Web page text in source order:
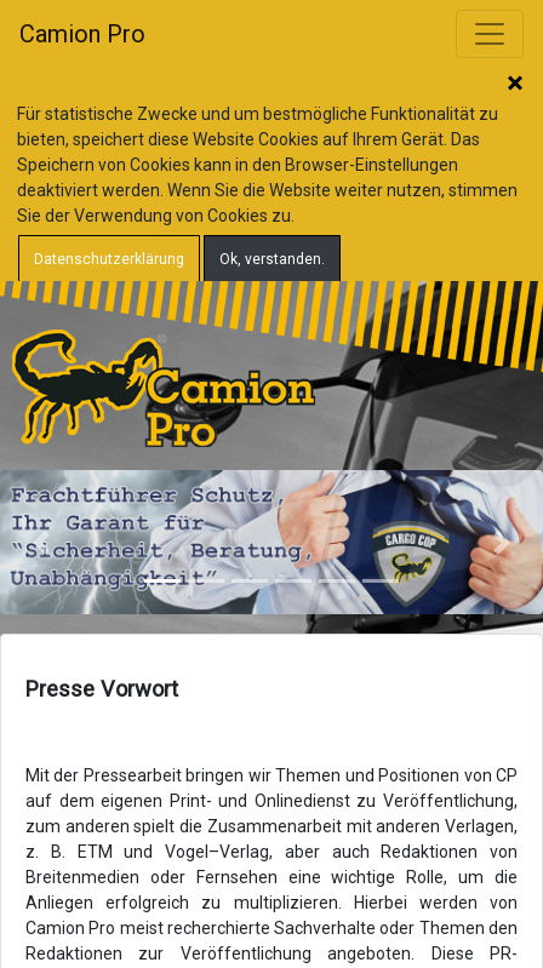
Für statistische Zwecke und um bestmögliche Funktionalität zu
bieten, speichert diese Website Cookies auf Ihrem Gerät. Das
Speichern von Cookies kann in den Browser-Einstellungen
deaktiviert werden. Wenn Sie die Website weiter nutzen, stimmen
Sie der Verwendung von Cookies zu.
Datenschutzerklärung Ok, verstanden.
Camion Pro
Zurück Vor
Presse Vorwort
Mit der Pressearbeit bringen wir Themen und Positionen von CP
auf dem eigenen Print- und Onlinedienst zu Veröffentlichung,
zum anderen spielt die Zusammenarbeit mit anderen Verlagen,
z. B. ETM und Vogel–Verlag, aber auch Redaktionen von
Breitenmedien oder Fernsehen eine wichtige Rolle, um die
Anliegen erfolgreich zu multiplizieren. Hierbei werden von
Camion Pro meist recherchierte Sachverhalte oder Themen den
Redaktionen zur Veröffentlichung angeboten. Diese PR-